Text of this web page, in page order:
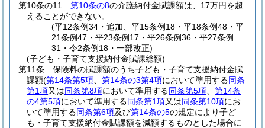
第10条の11
第10条の8の介護納付金賦課額は、17万円を超
えることができない。
(平12条例34・追加、平15条例18・平18条例48・平
21条例47・平23条例17・平26条例36・平27条例
31・令2条例18・一部改正)
(子ども・子育て支援納付金賦課総額)
第11条
保険料の賦課額のうち子ども・子育て支援納付金賦
課額(第14条第5項 第14条の3第4項において準用する同条
第1項又は同条第8項において準用する同条第5項
第14条
の4第5項において準用する同条第1項又は同条第10項にお
いて準用する同条第6項及び第14条の5の規定により子ど
も・子育て支援納付金賦課額を減額するものとした場合に